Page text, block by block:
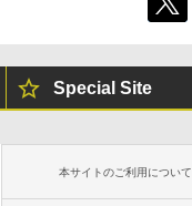
Special Site
本サイトのご利用について